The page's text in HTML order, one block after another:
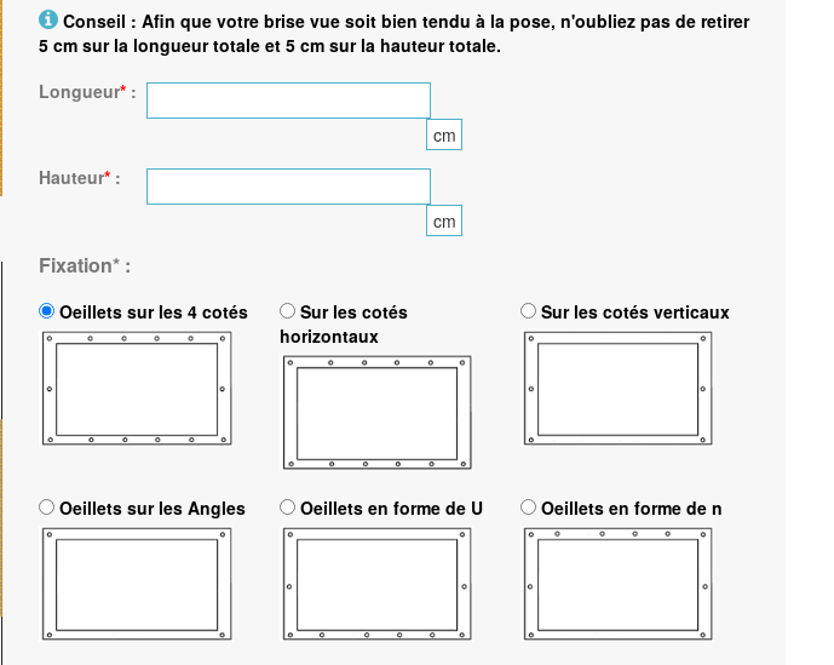
Conseil : Afin que votre brise vue soit bien tendu à la pose, n'oubliez pas de retirer
5 cm sur la longueur totale et 5 cm sur la hauteur totale.
Longueur*:
cm
Hauteur*:
cm
Fixation*:
Oeillets sur les 4 cotés
Sur les cotés
horizontaux
Sur les cotés verticaux
Oeillets sur les Angles Oeillets en forme de U Oeillets en forme de n